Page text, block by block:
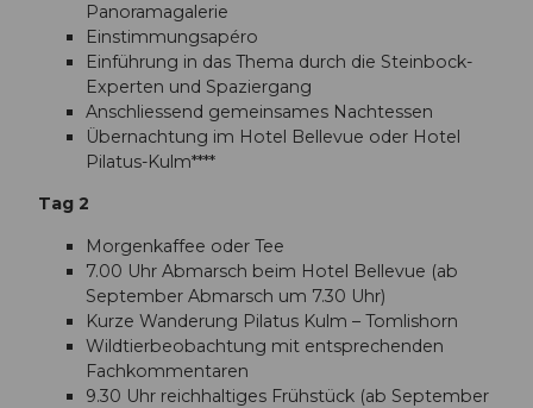
Panoramagalerie
Einstimmungsapéro
Einführung in das Thema durch die Steinbock-
Experten und Spaziergang
Anschliessend gemeinsames Nachtessen
Übernachtung im Hotel Bellevue oder Hotel
Pilatus-Kulm****
Tag 2
Morgenkaffee oder Tee
7.00 Uhr Abmarsch beim Hotel Bellevue (ab
September Abmarsch um 7.30 Uhr)
Kurze Wanderung Pilatus Kulm – Tomlishorn
Wildtierbeobachtung mit entsprechenden
Fachkommentaren
9.30 Uhr reichhaltiges Frühstück (ab September